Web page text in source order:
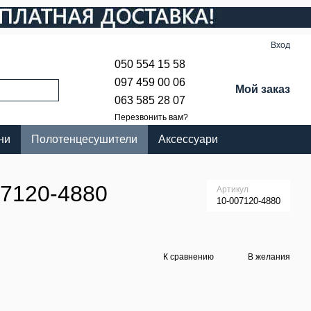
Вход
050 554 15 58
097 459 00 06
063 585 28 07
Перезвонить вам?
Мой заказ
Полотенцесушители Аксессуари
4880 Артикул
10-007120-4880
К сравнению В желания